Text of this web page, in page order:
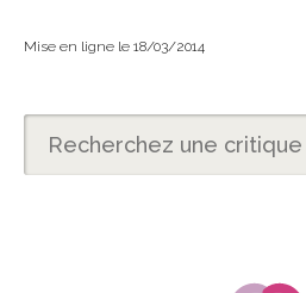
Mise en ligne le 18/03/2014